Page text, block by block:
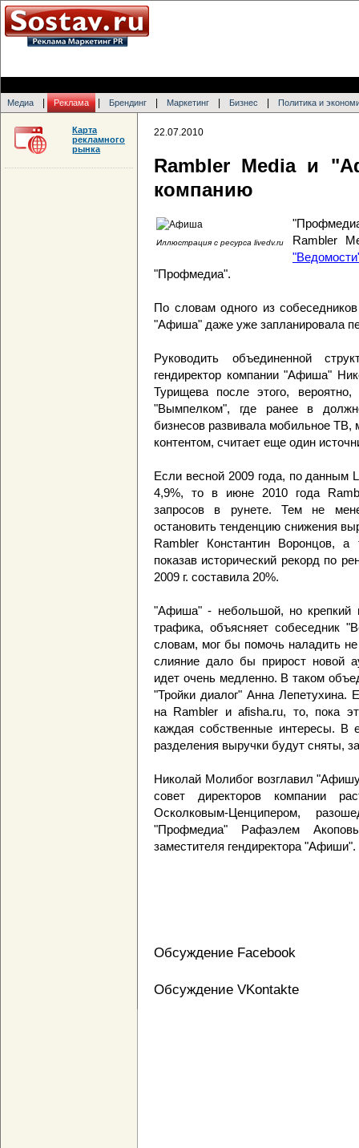
Медиа Реклама Брендинг Маркетинг Бизнес Политика и
22.07.2010
Rambler Media и
компанию
Иллюстрация с ресурса livedv.ru
Rambler
"Профмедиа".
По словам одного из
"Афиша" даже уже запланировала
Руководить объединенной
гендиректор компании "Афиша"
Турищева после этого,
"Вымпелком", где ранее в
бизнесов развивала мобильное
контентом, считает еще один
Если весной 2009 года, по данным
4,9%, то в июне 2010 года
запросов в рунете. Тем не
остановить тенденцию снижения
Rambler Константин Воронцов, а
показав исторический рекорд по
2009 г. составила 20%.
"Афиша" - небольшой, но крепкий
трафика, объясняет собеседник
словам, мог бы помочь наладить
слияние дало бы прирост новой
идет очень медленно. В таком
"Тройки диалог" Анна Лепетухина.
на Rambler и afisha.ru, то, пока
каждая собственные интересы. В
разделения выручки будут сняты,
Николай Молибог возглавил
совет директоров компании
Осколковым-Ценципером,
"Профмедиа" Рафаэлем
заместителя гендиректора "Афиши".
Обсуждение Facebook
Обсуждение VKontakte
Карта
рекламного
рынка